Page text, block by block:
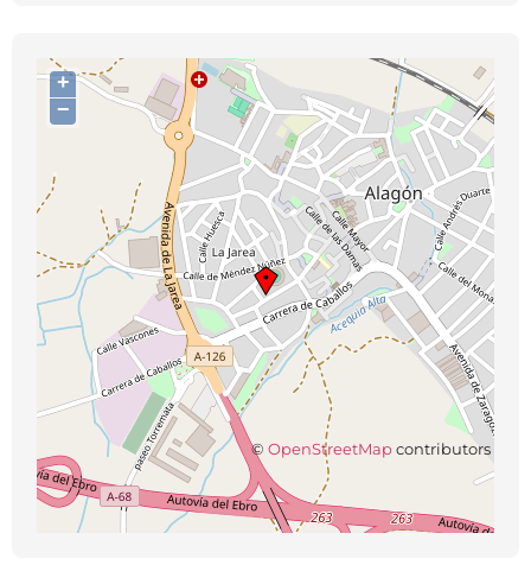
+
−
© OpenStreetMapcontributors